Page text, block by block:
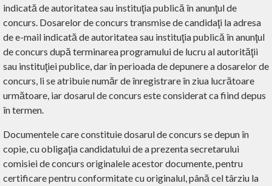
indicată de autoritatea sau instituţia publică în anunţul de
concurs. Dosarelor de concurs transmise de candidaţi la adresa
de e-mail indicată de autoritatea sau instituţia publică în anunţul
de concurs după terminarea programului de lucru al autorităţii
sau instituţiei publice, dar în perioada de depunere a dosarelor de
concurs, li se atribuie număr de înregistrare în ziua lucrătoare
următoare, iar dosarul de concurs este considerat ca fiind depus
în termen.
Documentele care constituie dosarul de concurs se depun în
copie, cu obligaţia candidatului de a prezenta secretarului
comisiei de concurs originalele acestor documente, pentru
certificare pentru conformitate cu originalul, până cel târziu la